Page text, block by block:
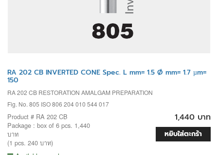
RA 202 CB INVERTED CONE Spec. L mm= 1.5 Ø mm= 1.7 µm=
150
RA 202 CB RESTORATION AMALGAM PREPARATION
Fig. No. 805 ISO 806 204 010 544 017
Product # RA 202 CB
Package : box of 6 pcs. 1,440
บาท
(1 pcs. 240 บาท)
1,440 บาท
หยิบใส่ตะกร้า